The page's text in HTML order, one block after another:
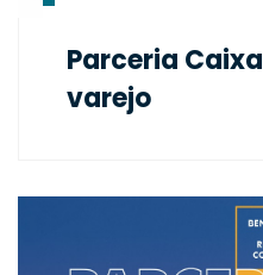
Parceria Caixa
varejo